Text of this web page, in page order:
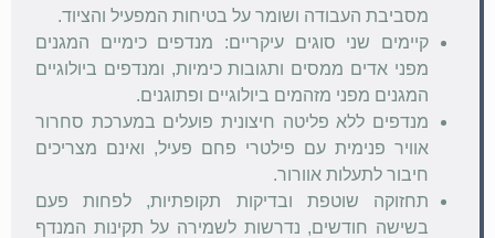
מסביבת העבודה ושומר על בטיחות המפעיל והציוד.
קיימים שני סוגים עיקריים: מנדפים כימיים המגנים
מפני אדים ממסים ותגובות כימיות, ומנדפים ביולוגיים
המגנים מפני מזהמים ביולוגיים ופתוגנים.
מנדפים ללא פליטה חיצונית פועלים במערכת סחרור
אוויר פנימית עם פילטרי פחם פעיל, ואינם מצריכים
חיבור לתעלות אוורור.
תחזוקה שוטפת ובדיקות תקופתיות, לפחות פעם
בשישה חודשים, נדרשות לשמירה על תקינות המנדף